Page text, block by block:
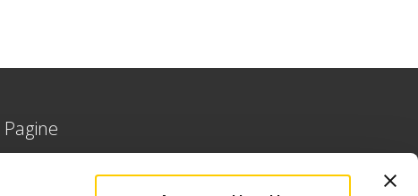
Pagine